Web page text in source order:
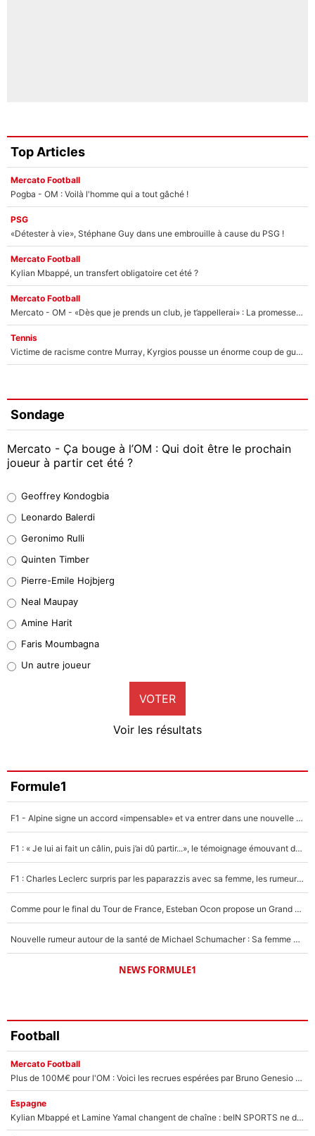
Top Articles
Mercato Football
Pogba - OM : Voilà l'homme qui a tout gâché !
PSG
«Détester à vie», Stéphane Guy dans une embrouille à cause du PSG !
Mercato Football
Kylian Mbappé, un transfert obligatoire cet été ?
Mercato Football
Mercato - OM - «Dès que je prends un club, je t’appellerai» : La promesse de Marcelino au moment de claquer la porte
Tennis
Victime de racisme contre Murray, Kyrgios pousse un énorme coup de gueule !
Sondage
Mercato - Ça bouge à l’OM : Qui doit être le prochain
joueur à partir cet été ?
38%
32%
5%
1%
9%
Faris Moumbagna
4%
Un autre joueur
5%
Geoffrey Kondogbia
Leonardo Balerdi
Geronimo Rulli
Quinten Timber
Pierre-Emile Hojbjerg
Neal Maupay
Amine Harit
Faris Moumbagna
Un autre joueur
VOTER
Voir les résultats
Formule1
F1 - Alpine signe un accord «impensable» et va entrer dans une nouvelle dimension : Grande nouvelle pour Pierre Gasly !
F1 : « Je lui ai fait un câlin, puis j’ai dû partir...», le témoignage émouvant de Max Verstappen sur sa fille
F1 : Charles Leclerc surpris par les paparazzis avec sa femme, les rumeurs étaient vraies !
Comme pour le final du Tour de France, Esteban Ocon propose un Grand Prix de Formule 1 à Paris : «Autour de l’Arc de Triomphe, ce serait génial» !
Nouvelle rumeur autour de la santé de Michael Schumacher : Sa femme Corinna sort du silence
NEWS FORMULE1
Football
Mercato Football
Plus de 100M€ pour l'OM : Voici les recrues espérées par Bruno Genesio et Grégory Lorenzi après l’opération dégraissage
Espagne
Kylian Mbappé et Lamine Yamal changent de chaîne : beIN SPORTS ne digère pas cette décision historique et prédit un fiasco pour la Liga